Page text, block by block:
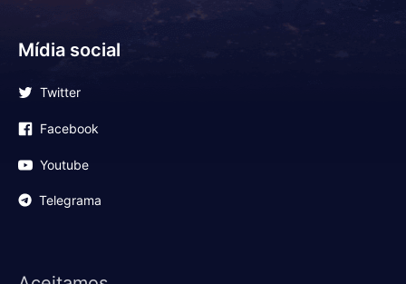
Mídia social
Twitter
Facebook
Youtube
Telegrama